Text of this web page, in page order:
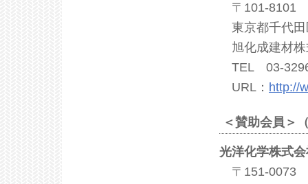
〒101-8101
東京都千代田
旭化成建材株
TEL 03-
URL： http://
＜賛助会員＞
光洋化学株式
〒151-0073